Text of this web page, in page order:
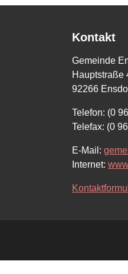
Kontakt
Gemeinde
Hauptstraße
92266
Telefon: (0
Telefax: (0
E-Mail:
Internet: